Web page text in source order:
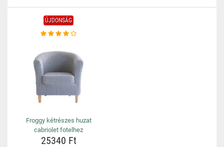
ÚJDONSÁG
Froggy kétrészes huzat
cabriolet fotelhez
25340 Ft